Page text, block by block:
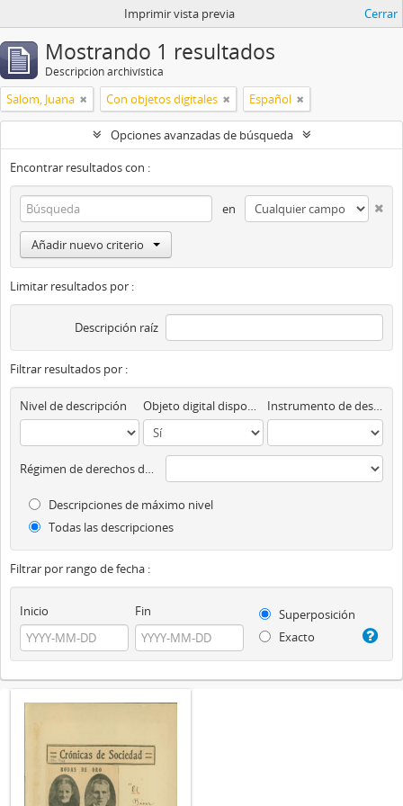
Imprimir vista previa Cerrar
Mostrando 1 resultados
Descripción archivística
Salom, Juana Con objetos digitales Español
Opciones avanzadas de búsqueda
Encontrar resultados con :
en
Añadir nuevo criterio
Limitar resultados por :
Descripción raíz
Filtrar resultados por :
Nivel de descripción Objeto digital disponibles Instrumento de descripción
Régimen de derechos de autor
Descripciones de máximo nivel
Todas las descripciones
Filtrar por rango de fecha :
Inicio Fin
Superposición
Exacto